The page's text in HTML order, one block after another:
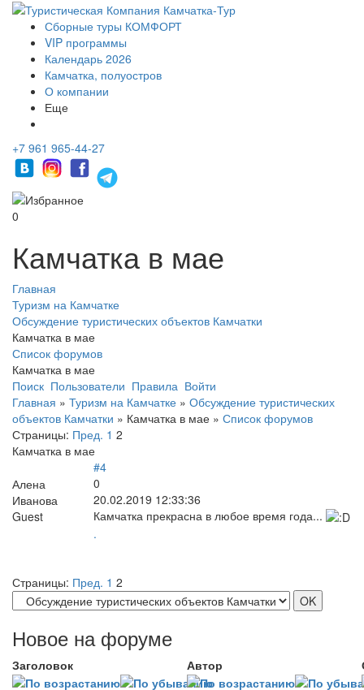
Сборные туры КОМФОРТ
VIP программы
Календарь 2026
Камчатка, полуостров
О компании
Еще
+7 961 965-44-27
0
Камчатка в мае
Главная
Туризм на Камчатке
Обсуждение туристических объектов Камчатки
Камчатка в мае
Список форумов
Камчатка в мае
Поиск Пользователи Правила Войти
Главная » Туризм на Камчатке » Обсуждение туристических
объектов Камчатки » Камчатка в мае » Список форумов
Страницы: Пред. 1 2
Камчатка в мае
Алена
Иванова
Guest
#4
0
20.02.2019 12:33:36
Камчатка прекрасна в любое время года...
.
Страницы: Пред. 1 2
Новое на форуме
Заголовок Автор